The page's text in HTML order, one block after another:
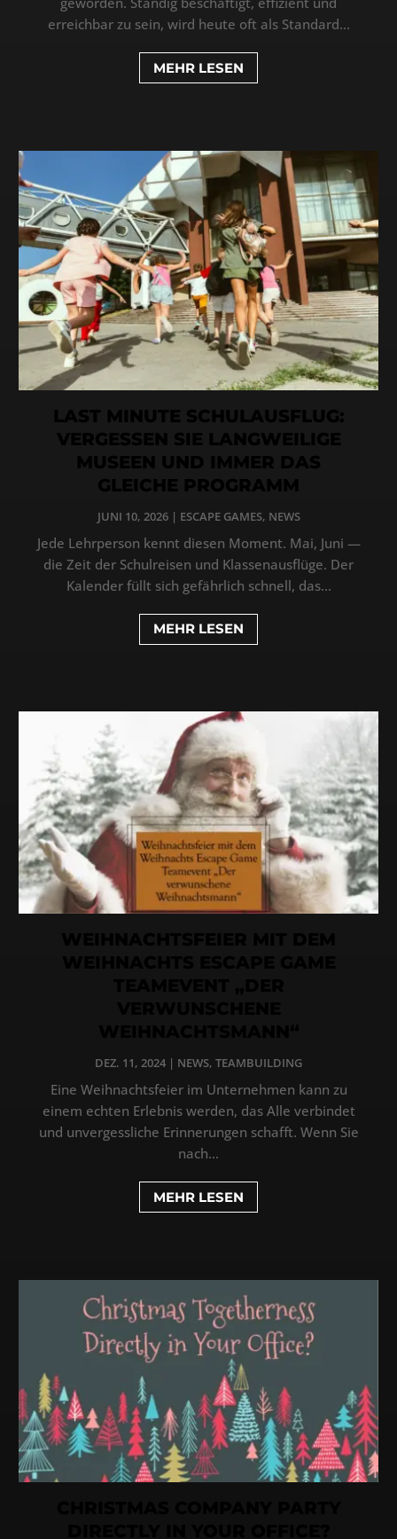
erreichbar zu sein, wird heute oft als Standard...
MEHR LESEN
JUNI 10, 2026| ESCAPE GAMES, NEWS
Jede Lehrperson kennt diesen Moment. Mai, Juni —
die Zeit der Schulreisen und Klassenausflüge. Der
Kalender füllt sich gefährlich schnell, das...
MEHR LESEN
DEZ. 11, 2024 | NEWS, TEAMBUILDING
Eine Weihnachtsfeier im Unternehmen kann zu
einem echten Erlebnis werden, das Alle verbindet
und unvergessliche Erinnerungen schafft. Wenn Sie
nach...
MEHR LESEN